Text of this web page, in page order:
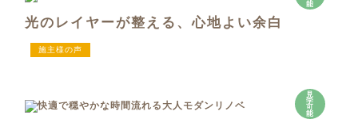
能
光のレイヤーが整える、心地よい余白
施主様の声
見
学
可
能